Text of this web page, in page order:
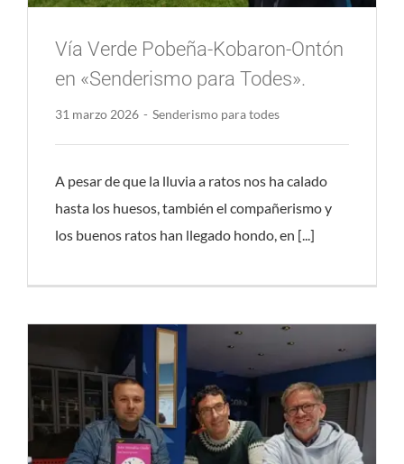
Vía Verde Pobeña-Kobaron-Ontón
en «Senderismo para Todes».
31 marzo 2026 - Senderismo para todes
A pesar de que la lluvia a ratos nos ha calado
hasta los huesos, también el compañerismo y
los buenos ratos han llegado hondo, en [...]